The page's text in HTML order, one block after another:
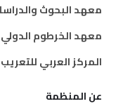
معهد البحوث
معهد الخرطوم الدولي
المركز العربي
عن المنظمة